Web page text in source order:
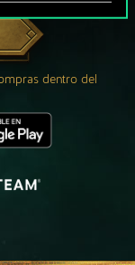
dentro del